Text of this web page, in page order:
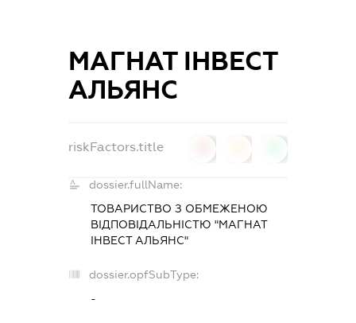
МАГНАТ ІНВЕСТ
АЛЬЯНС
riskFactors.title
dossier.fullName:
ТОВАРИСТВО З ОБМЕЖЕНОЮ
ВІДПОВІДАЛЬНІСТЮ "МАГНАТ
ІНВЕСТ АЛЬЯНС"
dossier.opfSubType:
-